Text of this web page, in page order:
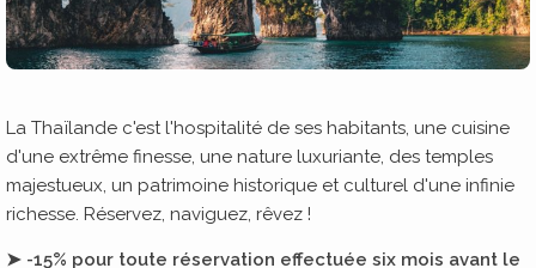
La Thaïlande c'est l'hospitalité de ses habitants, une cuisine
d'une extrême finesse, une nature luxuriante, des temples
majestueux, un patrimoine historique et culturel d'une infinie
richesse. Réservez, naviguez, rêvez !
➤ -15% pour toute réservation effectuée six mois avant le